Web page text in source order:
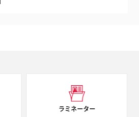
ラミネーター